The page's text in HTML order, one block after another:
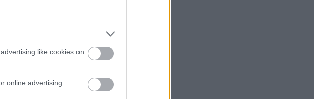
like cookies on
online advertising
παθήσεις παγκοσμίως, όμως
στατιστικές, περίπου ένα